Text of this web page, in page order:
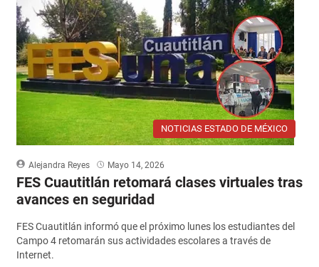
NOTICIAS ESTADO DE MÉXICO
Alejandra Reyes Mayo 14, 2026
FES Cuautitlán retomará clases virtuales tras
avances en seguridad
FES Cuautitlán informó que el próximo lunes los estudiantes del
Campo 4 retomarán sus actividades escolares a través de
Internet.